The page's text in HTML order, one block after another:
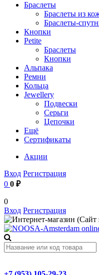
Браслеты
Браслеты из
Браслеты-
Кнопки
Petite
Браслеты
Кнопки
Альпака
Ремни
Кольца
Jewellery
Подвески
Серьги
Цепочки
Ещё
Сертификаты
Акции
Вход Регистрация
0 0 ₽
0
Вход Регистрация